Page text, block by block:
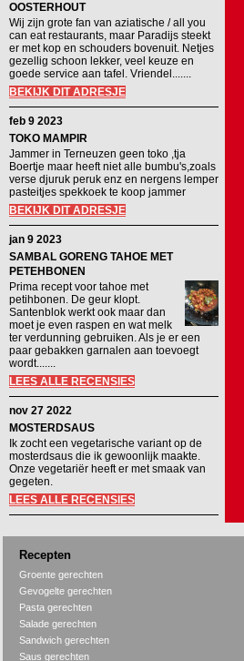
OOSTERHOUT
Wij zijn grote fan van aziatische / all you
can eat restaurants, maar Paradijs steekt
er met kop en schouders bovenuit. Netjes
gezellig schoon lekker, veel keuze en
goede service aan tafel. Vriendel.......
BEKIJK DIT ADRESJE
feb 9 2023
TOKO MAMPIR
Jammer in Terneuzen geen toko ,tja
Boertje maar heeft niet alle bumbu's,zoals
verse djuruk peruk enz en nergens lemper
pasteitjes spekkoek te koop jammer
BEKIJK DIT ADRESJE
jan 9 2023
SAMBAL GORENG TAHOE MET
PETEHBONEN
Prima recept voor tahoe met
petihbonen. De geur klopt.
Santenblok werkt ook maar dan
moet je even raspen en wat melk
ter verdunning gebruiken. Als je er een
paar gebakken garnalen aan toevoegt
wordt.......
LEES ALLE RECENSIES
nov 27 2022
MOSTERDSAUS
Ik zocht een vegetarische variant op de
mosterdsaus die ik gewoonlijk maakte.
Onze vegetariër heeft er met smaak van
gegeten.
LEES ALLE RECENSIES
Recepten
Groente gerechten
Gevogelte gerechten
Pasta gerechten
Salade gerechten
Sandwich gerechten
Saus gerechten